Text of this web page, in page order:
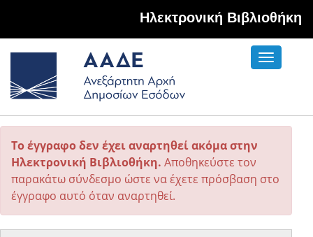
Hλεκτρονική Βιβλιοθήκη
Toggle
Το έγγραφο δεν έχει αναρτηθεί ακόμα στην
Ηλεκτρονική Βιβλιοθήκη. Αποθηκεύστε τον
παρακάτω σύνδεσμο ώστε να έχετε πρόσβαση στο
έγγραφο αυτό όταν αναρτηθεί.